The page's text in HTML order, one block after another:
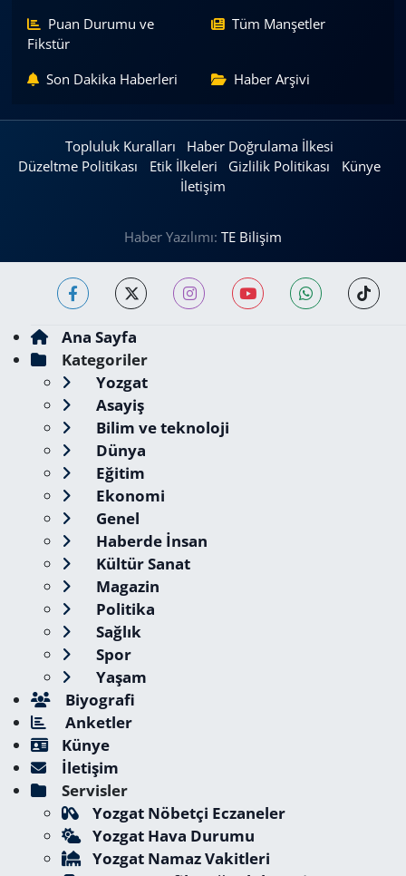
Puan Durumu ve
Fikstür
Tüm Manşetler
Son Dakika Haberleri Haber Arşivi
Topluluk Kuralları
Haber Doğrulama İlkesi
Düzeltme Politikası
Etik İlkeleri Gizlilik Politikası
Künye
İletişim
Haber Yazılımı: TE Bilişim
Ana Sayfa
Kategoriler
Yozgat
Asayiş
Bilim ve teknoloji
Dünya
Eğitim
Ekonomi
Genel
Haberde İnsan
Kültür Sanat
Magazin
Politika
Sağlık
Spor
Yaşam
Biyografi
Anketler
Künye
İletişim
Servisler
Yozgat Nöbetçi Eczaneler
Yozgat Hava Durumu
Yozgat Namaz Vakitleri